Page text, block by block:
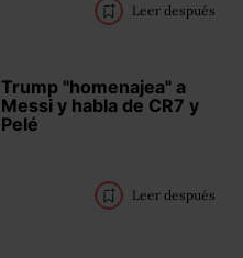
Leer después
Trump "homenajea" a
Messi y habla de CR7 y
Pelé
Leer después